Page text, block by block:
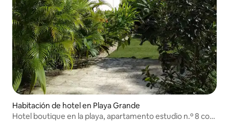
Habitación de hotel en Playa Grande
Hotel boutique en la playa, apartamento estudio n.º 8 con